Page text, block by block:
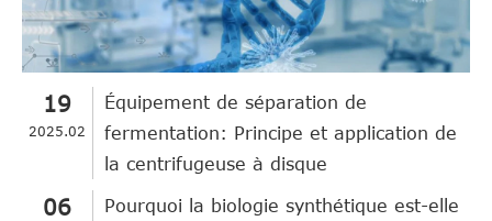
19
2025.02
Équipement de séparation de
fermentation: Principe et application de
la centrifugeuse à disque
06
Pourquoi la biologie synthétique est-elle